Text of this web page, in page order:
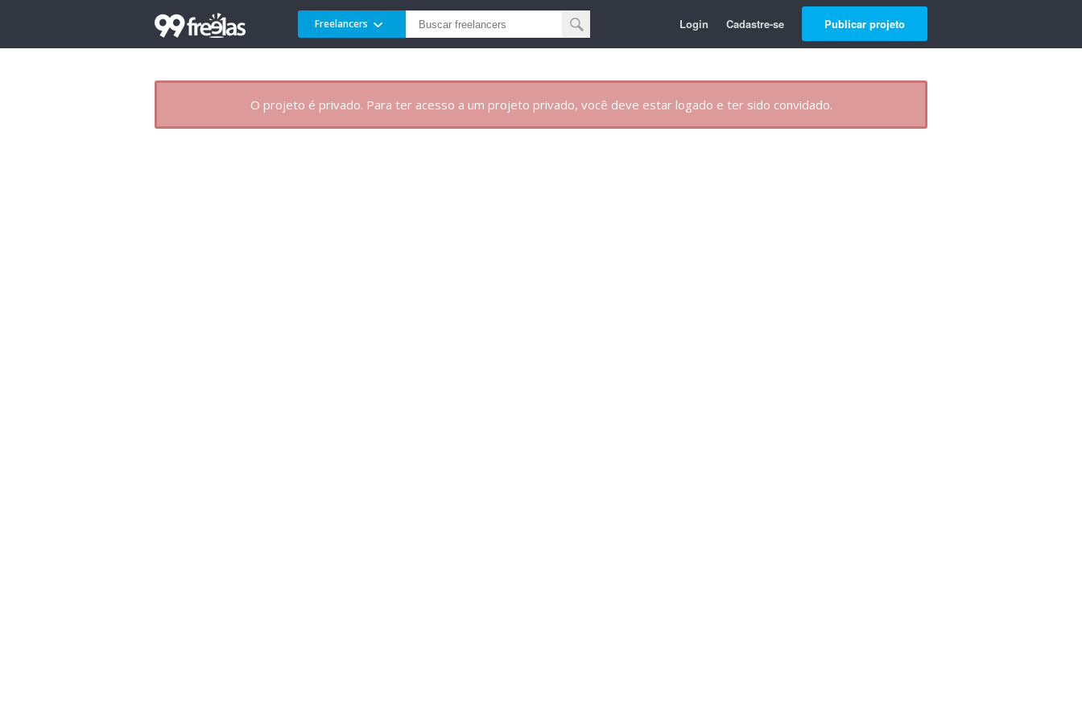
Freelancers Login Cadastre-se Publicar projeto
O projeto é privado. Para ter acesso a um projeto privado, você deve estar logado e ter sido convidado.